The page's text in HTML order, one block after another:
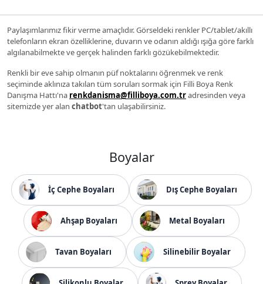
Paylaşımlarımız fikir verme amaçlıdır. Görseldeki renkler PC/tablet/akıllı
telefonların ekran özelliklerine, duvarın ve odanın aldığı ışığa göre farklı
algılanabilmekte ve gerçek halinden farklı gözükebilmektedir.
Renkli bir eve sahip olmanın püf noktalarını öğrenmek ve renk
seçiminde aklınıza takılan tüm soruları sormak için Filli Boya Renk
Danışma Hattı'na renkdanisma@filliboya.com.tradresinden veya
sitemizde yer alan chatbot'tan ulaşabilirsiniz.
Boyalar
İç Cephe Boyaları Dış Cephe Boyaları
Ahşap Boyaları Metal Boyaları
Tavan Boyaları Silinebilir Boyalar